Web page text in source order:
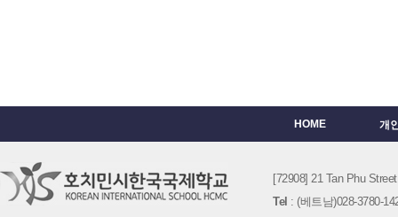
HOME 개
[72908] 21 Tan Phu
Tel : (베트남)028-3780-